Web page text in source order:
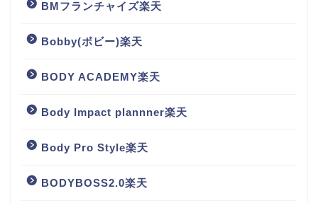
BMフランチャイズ楽天
Bobby(ボビー)楽天
BODY ACADEMY楽天
Body Impact plannner楽天
Body Pro Style楽天
BODYBOSS2.0楽天